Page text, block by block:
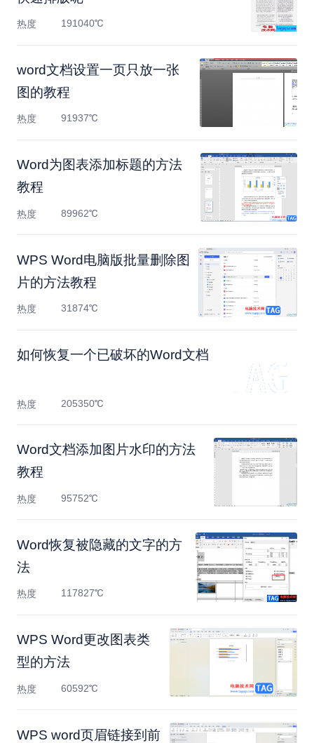
热度 191040℃
​word文档设置一页只放一张
图的教程
热度 91937℃
Word为图表添加标题的方法
教程
热度 89962℃
WPS Word电脑版批量删除图
片的方法教程
热度 31874℃
如何恢复一个已破坏的Word文档
热度 205350℃
Word文档添加图片水印的方法
教程
热度 95752℃
Word恢复被隐藏的文字的方
法
热度 117827℃
WPS Word更改图表类
型的方法
热度 60592℃
WPS word页眉链接到前